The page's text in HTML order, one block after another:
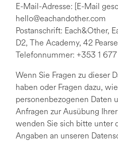
E-Mail-Adresse: [E-Mail
hello@eachandother.com
Postanschrift: Each&Other,
D2, The Academy, 42
Telefonnummer: +353 1 677
Wenn Sie Fragen zu dieser
haben oder Fragen dazu,
personenbezogenen Daten
Anfragen zur Ausübung
wenden Sie sich bitte unter
Angaben an unseren